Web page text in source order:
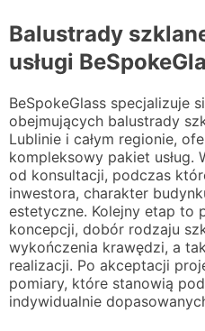
Balustrady
usługi
BeSpokeGlass specjalizuje
obejmujących balustrady
Lublinie i całym regionie,
kompleksowy pakiet usług.
od konsultacji, podczas
inwestora, charakter
estetyczne. Kolejny etap to
koncepcji, dobór rodzaju
wykończenia krawędzi, a
realizacji. Po akceptacji
pomiary, które stanowią
indywidualnie